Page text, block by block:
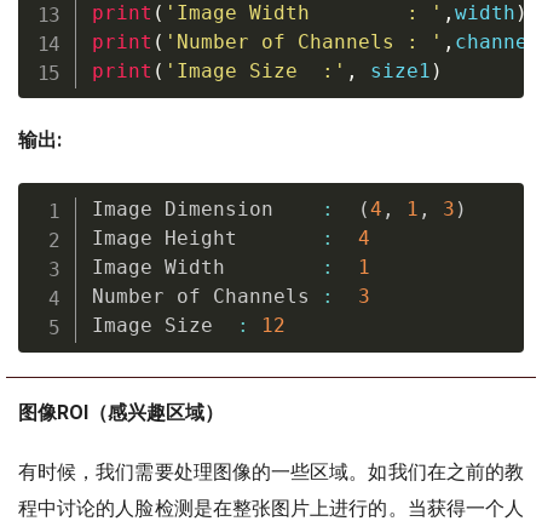
print ( 'Image Width        : ' , width )
print ( 'Number of Channels : ' ,
print ( 'Image Size  :' , size1 )
输出:
Image Dimension : (4 , 1 , 3 )
Image Height
:
4
Image Width
:
1
Number of Channels
:
3
Image Size
: 12
图像ROI（感兴趣区域）
有时候，我们需要处理图像的一些区域。如我们在之前的教
程中讨论的人脸检测是在整张图片上进行的。当获得一个人